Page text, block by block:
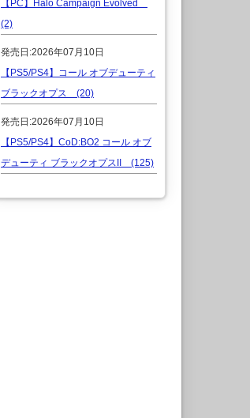
【PC】Halo Campaign Evolved
(2)
発売日:2026年07月10日
【PS5/PS4】コール オブデューティ
ブラックオプス (20)
発売日:2026年07月10日
【PS5/PS4】CoD:BO2 コール オブ
デューティ ブラックオプスII (125)